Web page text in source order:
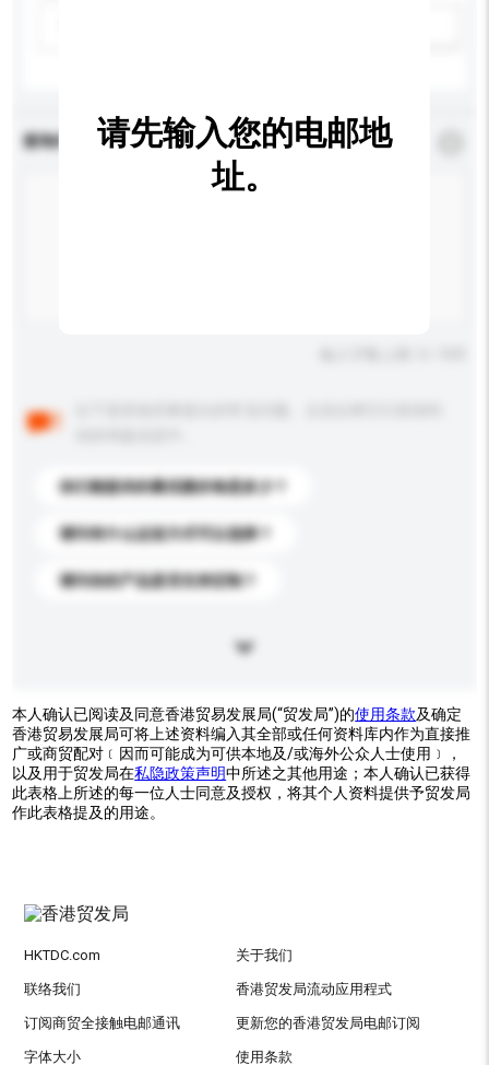
查询内容 *必须填写
你们能提供的最优惠价格是多少？
请问有什么运送方式可以选择？
请问你的产品是否支持定制？
请先输入您的电邮地
址。
本人确认已阅读及同意香港贸易发展局(“贸发局”)的使用条款及确定
香港贸易发展局可将上述资料编入其全部或任何资料库内作为直接推
广或商贸配对﹝因而可能成为可供本地及/或海外公众人士使用﹞，
以及用于贸发局在私隐政策声明中所述之其他用途；本人确认已获得
此表格上所述的每一位人士同意及授权，将其个人资料提供予贸发局
作此表格提及的用途。
HKTDC.com 关于我们
联络我们 香港贸发局流动应用程式
订阅商贸全接触电邮通讯 更新您的香港贸发局电邮订阅
字体大小 使用条款